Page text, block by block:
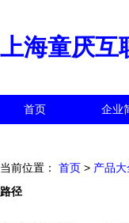
上海童厌互
首页 企业
当前位置： 首页 > 产品大
路径